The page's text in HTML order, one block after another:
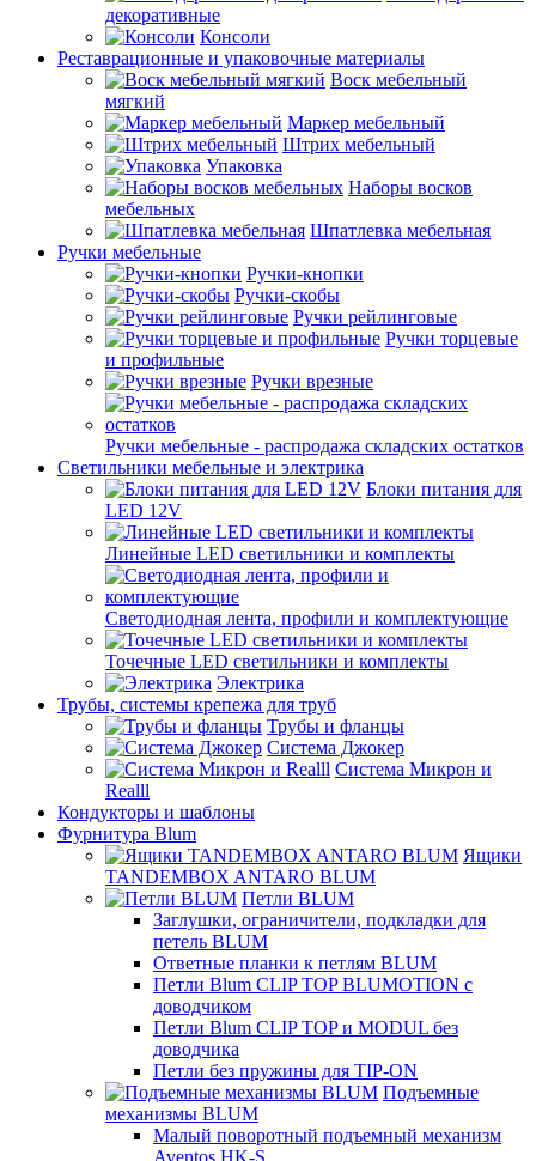
декоративные
Консоли
Реставрационные и упаковочные материалы
Воск мебельный
мягкий
Маркер мебельный
Штрих мебельный
Упаковка
Наборы восков
мебельных
Шпатлевка мебельная
Ручки мебельные
Ручки-кнопки
Ручки-скобы
Ручки рейлинговые
Ручки торцевые
и профильные
Ручки врезные
Ручки мебельные - распродажа складских остатков
Светильники мебельные и электрика
Блоки питания для
LED 12V
Линейные LED светильники и комплекты
Светодиодная лента, профили и комплектующие
Точечные LED светильники и комплекты
Электрика
Трубы, системы крепежа для труб
Трубы и фланцы
Система Джокер
Система Микрон и
Realll
Кондукторы и шаблоны
Фурнитура Blum
Ящики
TANDEMBOX ANTARO BLUM
Петли BLUM
Заглушки, ограничители, подкладки для
петель BLUM
Ответные планки к петлям BLUM
Петли Blum CLIP TOP BLUMOTION с
доводчиком
Петли Blum CLIP TOP и MODUL без
доводчика
Петли без пружины для TIP-ON
Подъемные
механизмы BLUM
Малый поворотный подъемный механизм
Aventos HK-S